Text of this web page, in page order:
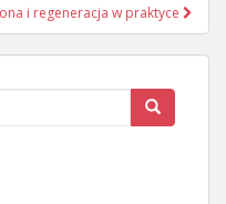
i regeneracja w praktyce